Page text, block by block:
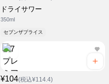
ドライサワー
350ml
セブンザプライス
¥104(税込¥114.4)